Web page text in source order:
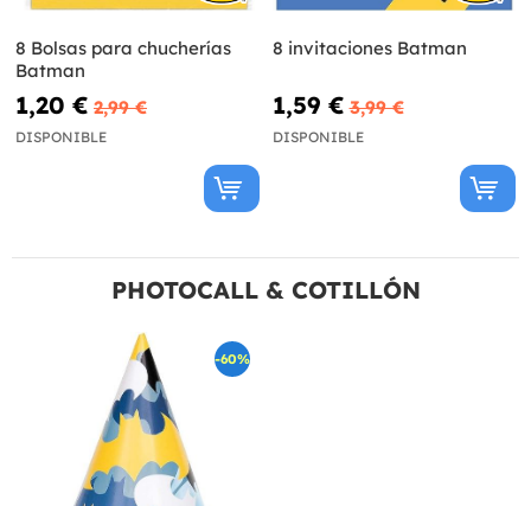
8 Bolsas para chucherías
Batman
1,20 € 2,99 €
DISPONIBLE
8 invitaciones Batman
1,59 € 3,99 €
DISPONIBLE
PHOTOCALL & COTILLÓN
-60%